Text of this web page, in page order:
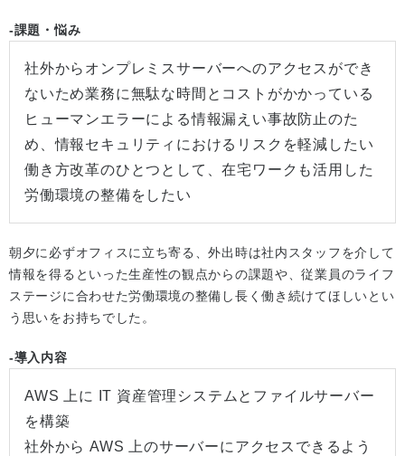
-課題・悩み
社外からオンプレミスサーバーへのアクセスができ
ないため業務に無駄な時間とコストがかかっている
ヒューマンエラーによる情報漏えい事故防止のた
め、情報セキュリティにおけるリスクを軽減したい
働き方改革のひとつとして、在宅ワークも活用した
労働環境の整備をしたい
朝夕に必ずオフィスに立ち寄る、外出時は社内スタッフを介して
情報を得るといった生産性の観点からの課題や、従業員のライフ
ステージに合わせた労働環境の整備し長く働き続けてほしいとい
う思いをお持ちでした。
-導入内容
AWS 上に IT 資産管理システムとファイルサーバー
を構築
社外から AWS 上のサーバーにアクセスできるよう